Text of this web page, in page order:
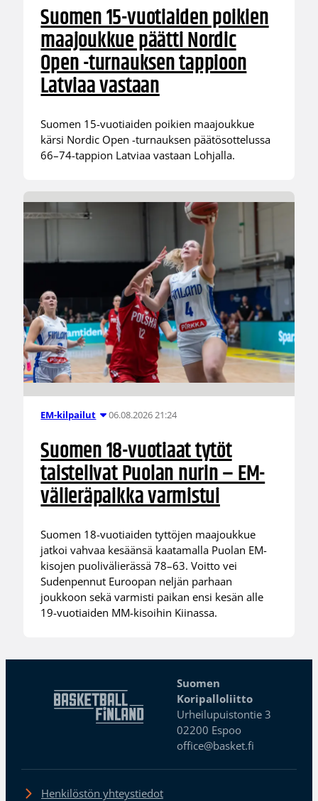
Suomen 15-vuotiaiden poikien
maajoukkue päätti Nordic
Open -turnauksen tappioon
Latviaa vastaan
Suomen 15-vuotiaiden poikien maajoukkue
kärsi Nordic Open -turnauksen päätösottelussa
66–74-tappion Latviaa vastaan Lohjalla.
EM-kilpailut 06.08.2026 21:24
Suomen 18-vuotiaat tytöt
taistelivat Puolan nurin – EM-
välieräpaikka varmistui
Suomen 18-vuotiaiden tyttöjen maajoukkue
jatkoi vahvaa kesäänsä kaatamalla Puolan EM-
kisojen puolivälierässä 78–63. Voitto vei
Sudenpennut Euroopan neljän parhaan
joukkoon sekä varmisti paikan ensi kesän alle
19-vuotiaiden MM-kisoihin Kiinassa.
Suomen
Koripalloliitto
Urheilupuistontie 3
02200 Espoo
office@basket.fi
Henkilöstön yhteystiedot